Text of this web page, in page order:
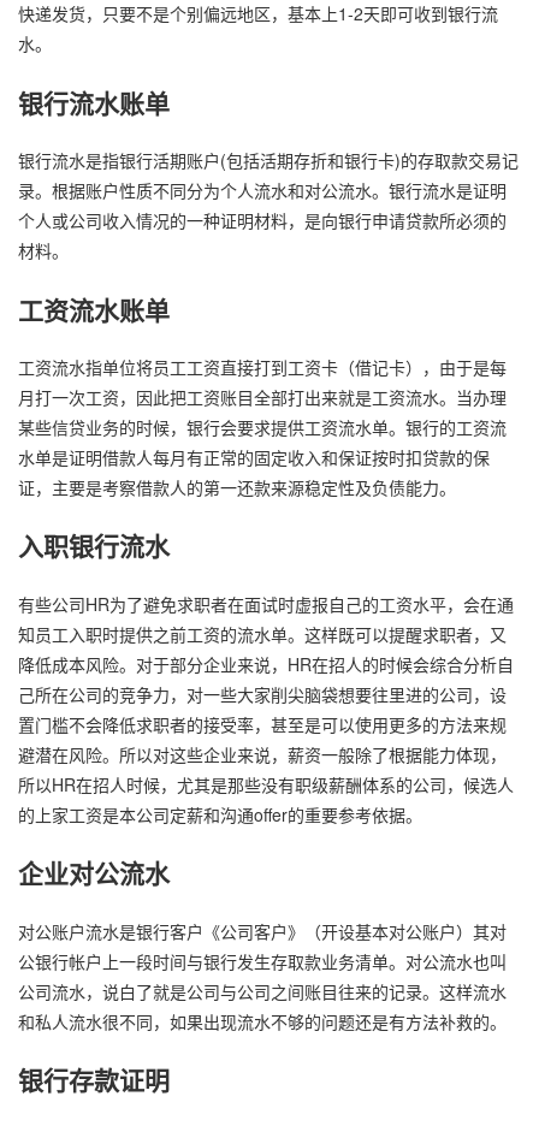
快递发货，只要不是个别偏远地区，基本上1-2天即可收到银行流
水。
银行流水账单
银行流水是指银行活期账户(包括活期存折和银行卡)的存取款交易记
录。根据账户性质不同分为个人流水和对公流水。银行流水是证明
个人或公司收入情况的一种证明材料，是向银行申请贷款所必须的
材料。
工资流水账单
工资流水指单位将员工工资直接打到工资卡（借记卡），由于是每
月打一次工资，因此把工资账目全部打出来就是工资流水。当办理
某些信贷业务的时候，银行会要求提供工资流水单。银行的工资流
水单是证明借款人每月有正常的固定收入和保证按时扣贷款的保
证，主要是考察借款人的第一还款来源稳定性及负债能力。
入职银行流水
有些公司HR为了避免求职者在面试时虚报自己的工资水平，会在通
知员工入职时提供之前工资的流水单。这样既可以提醒求职者，又
降低成本风险。对于部分企业来说，HR在招人的时候会综合分析自
己所在公司的竞争力，对一些大家削尖脑袋想要往里进的公司，设
置门槛不会降低求职者的接受率，甚至是可以使用更多的方法来规
避潜在风险。所以对这些企业来说，薪资一般除了根据能力体现，
所以HR在招人时候，尤其是那些没有职级薪酬体系的公司，候选人
的上家工资是本公司定薪和沟通offer的重要参考依据。
企业对公流水
对公账户流水是银行客户《公司客户》（开设基本对公账户）其对
公银行帐户上一段时间与银行发生存取款业务清单。对公流水也叫
公司流水，说白了就是公司与公司之间账目往来的记录。这样流水
和私人流水很不同，如果出现流水不够的问题还是有方法补救的。
银行存款证明